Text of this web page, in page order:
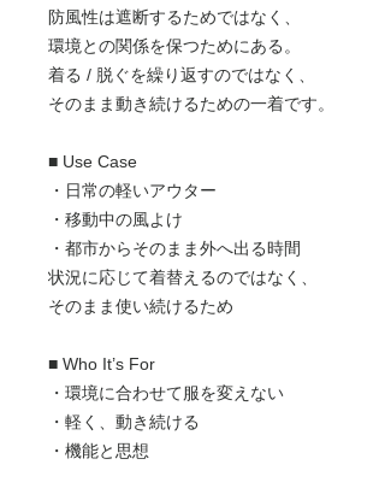
防風性は遮断するためではなく、
環境との関係を保つためにある。
着る / 脱ぐを繰り返すのではなく、
そのまま動き続けるための一着です。
■ Use Case
・日常の軽いアウター
・移動中の風よけ
・都市からそのまま外へ出る時間
状況に応じて着替えるのではなく、
そのまま使い続けるため
■ Who It’s For
・環境に合わせて服を変えない
・軽く、動き続ける
・機能と思想